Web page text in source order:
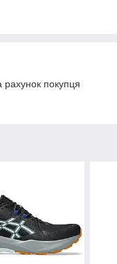
рахунок покупця